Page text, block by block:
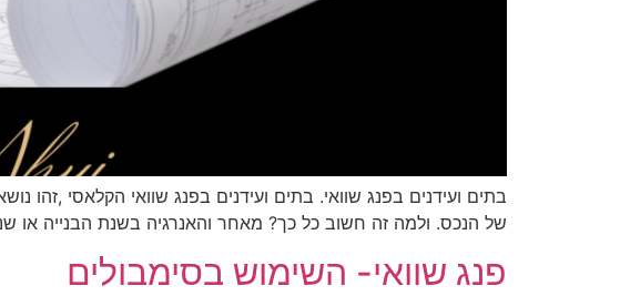
בתים ועידנים בפנג שוואי. בתים ועידנים בפנג שוואי הקלאסי ,זהו
של הנכס. ולמה זה חשוב כל כך? מאחר והאנרגיה בשנת הבנייה
פנג שוואי- השימוש בסימבולים